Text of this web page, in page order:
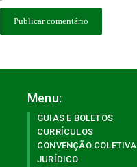
Menu:
GUIAS E BOLETOS
CURRÍCULOS
CONVENÇÃO COLETIVA
JURÍDICO